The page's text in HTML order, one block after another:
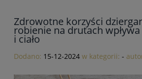
Zdrowotne korzyści
robienie na drutach wpływa
i ciało
Dodano: 15-12-2024 w kategorii: -